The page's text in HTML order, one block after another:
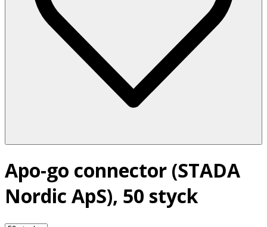
Apo-go connector (STADA
Nordic ApS), 50 styck